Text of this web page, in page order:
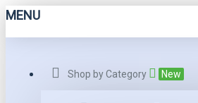
MENU
Shop by Category New